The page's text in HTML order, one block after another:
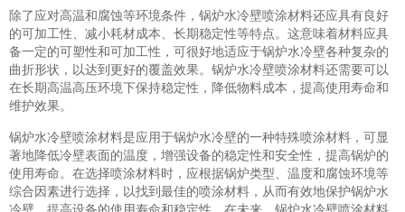
除了应对高温和腐蚀等环境条件，锅炉水冷壁喷涂材料还应具有良好
的可加工性、减小耗材成本、长期稳定性等特点。这意味着材料应具
备一定的可塑性和可加工性，可很好地适应于锅炉水冷壁各种复杂的
曲折形状，以达到更好的覆盖效果。锅炉水冷壁喷涂材料还需要可以
在长期高温高压环境下保持稳定性，降低物料成本，提高使用寿命和
维护效果。
锅炉水冷壁喷涂材料是应用于锅炉水冷壁的一种特殊喷涂材料，可显
著地降低冷壁表面的温度，增强设备的稳定性和安全性，提高锅炉的
使用寿命。在选择喷涂材料时，应根据锅炉类型、温度和腐蚀环境等
综合因素进行选择，以找到最佳的喷涂材料，从而有效地保护锅炉水
冷壁，提高设备的使用寿命和稳定性。在未来，锅炉水冷壁喷涂材料